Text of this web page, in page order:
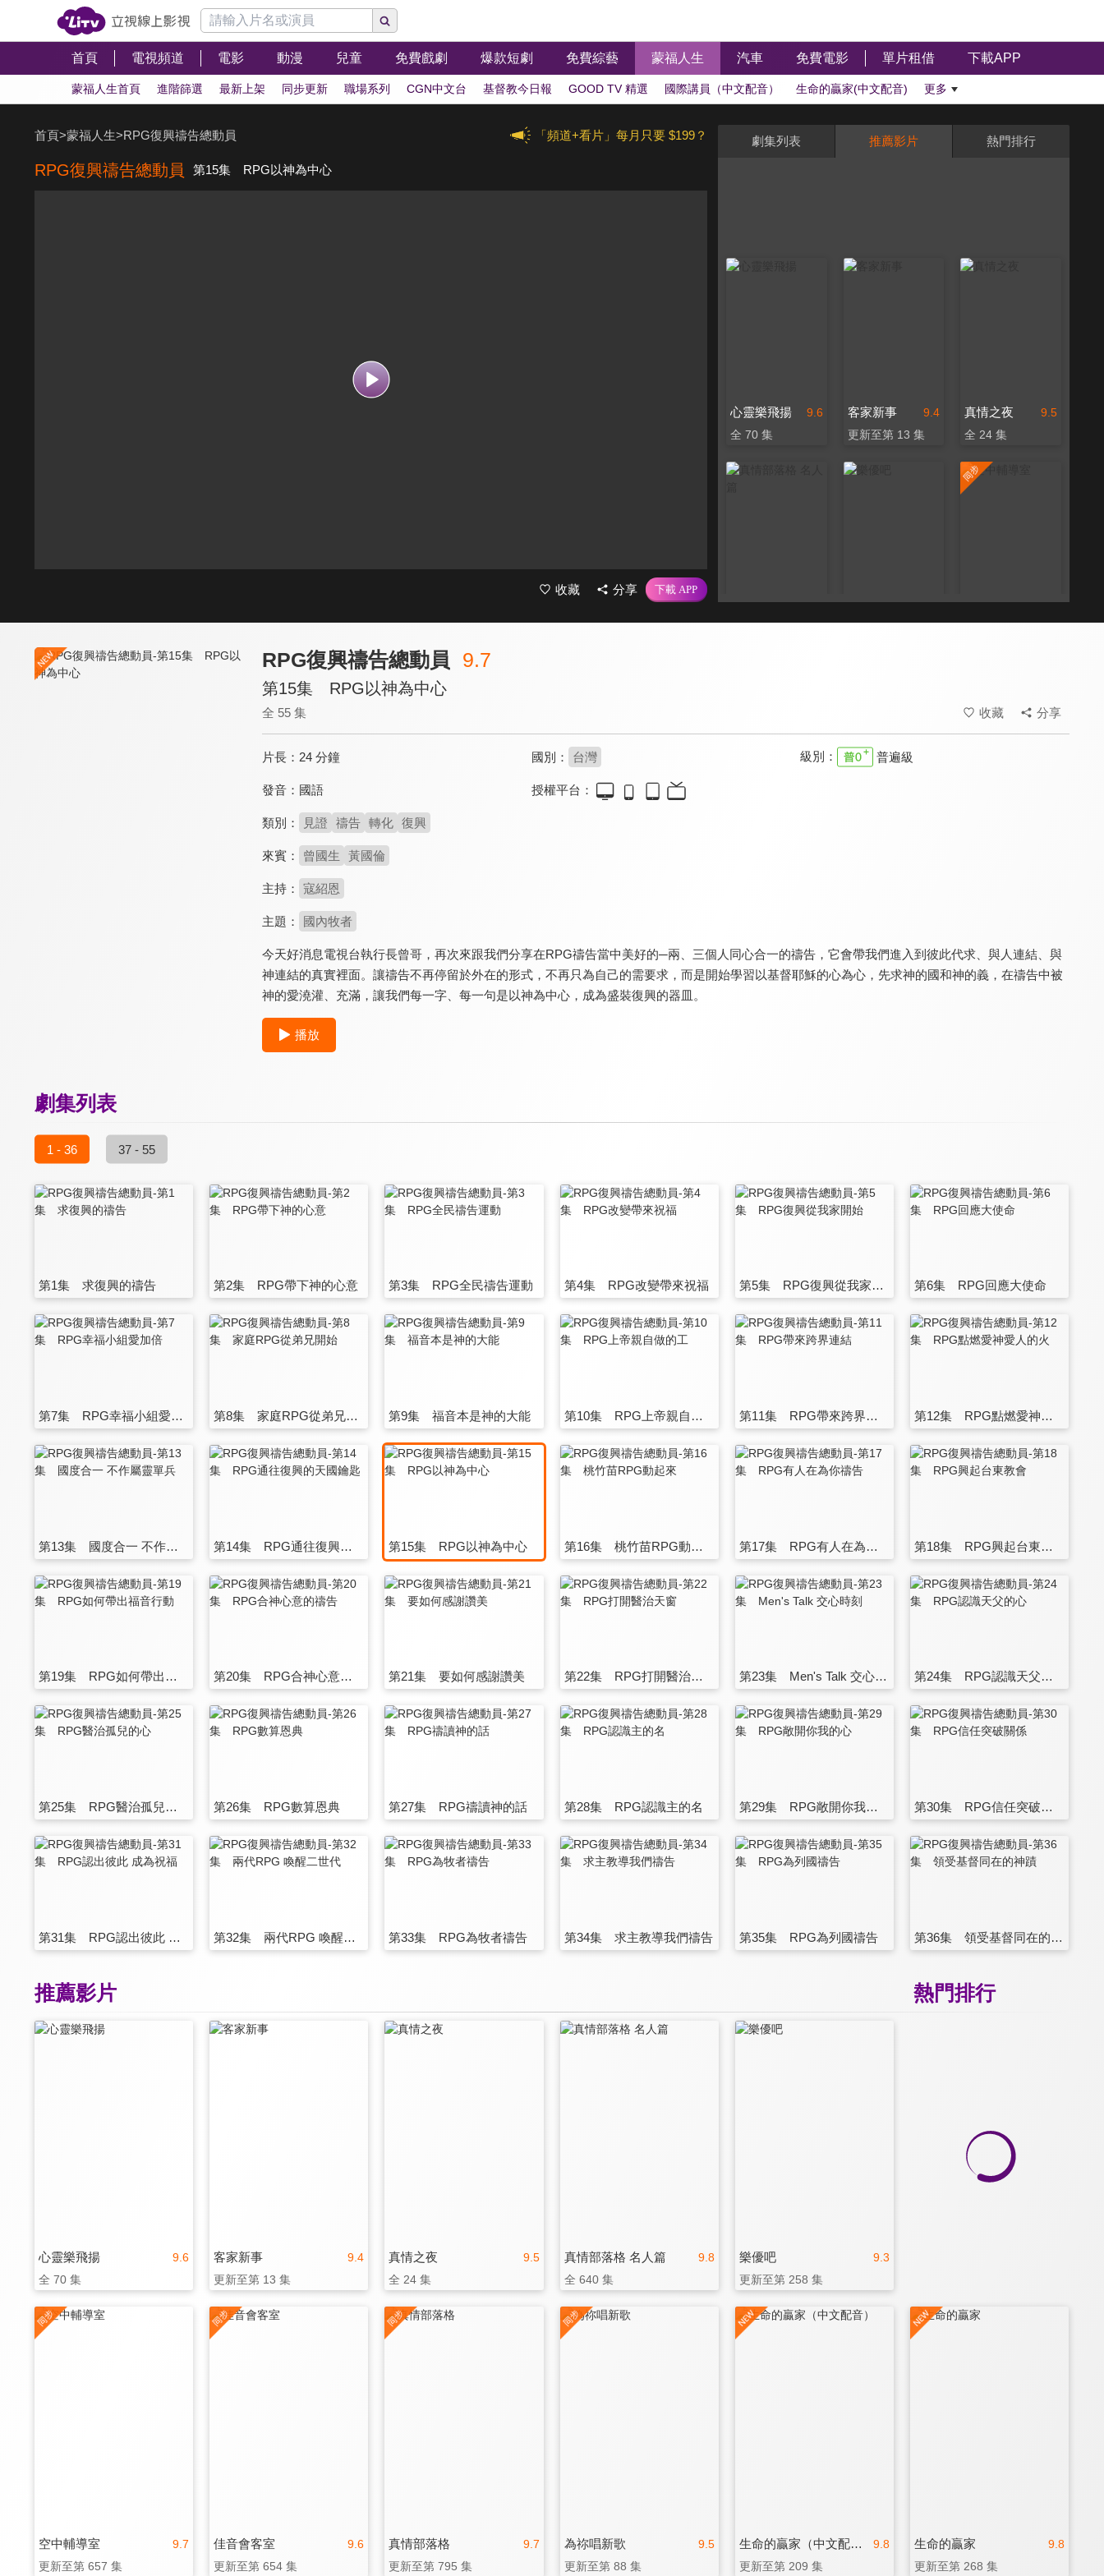
首頁 電視頻道 電影 動漫 兒童 免費戲劇 爆款短劇 免費綜藝 蒙福人生 汽車 免費電影 單片租借 下載APP
蒙福人生首頁 進階篩選 最新上架 同步更新 職場系列 CGN中文台 基督教今日報 GOOD TV 精選 國際講員（中文配音） 生命的贏家(中文配音) 更多
「頻道+看片」每月只要 $199？
首頁>蒙福人生>RPG復興禱告總動員
RPG復興禱告總動員 第15集 RPG以神為中心
收藏 分享
劇集列表 推薦影片 熱門排行
9.6
心靈樂飛揚
全 70 集
9.4
客家新事
更新至第 13 集
9.5
真情之夜
全 24 集
RPG復興禱告總動員 9.7
第15集 RPG以神為中心
全 55 集 收藏 分享
片長： 24 分鐘 國別： 台灣 級別： 普遍級
發音： 國語 授權平台：
類別： 見證 禱告 轉化 復興
來賓： 曾國生 黃國倫
主持： 寇紹恩
主題： 國內牧者
今天好消息電視台執行長曾哥，再次來跟我們分享在RPG禱告當中美好的─兩、三個人同心合一的禱告，它會帶我們進入到彼此代求、與人連結、與
神連結的真實裡面。讓禱告不再停留於外在的形式，不再只為自己的需要求，而是開始學習以基督耶穌的心為心，先求神的國和神的義，在禱告中被
神的愛澆灌、充滿，讓我們每一字、每一句是以神為中心，成為盛裝復興的器皿。
播放
劇集列表
1 - 36 37 - 55
第1集 求復興的禱告 第2集 RPG帶下神的心意 第3集 RPG全民禱告運動 第4集 RPG改變帶來祝福 第5集 RPG復興從我家開始 第6集 RPG回應大使命
第7集 RPG幸福小組愛加倍 第8集 家庭RPG從弟兄開始 第9集 福音本是神的大能 第10集 RPG上帝親自做的工 第11集 RPG帶來跨界連結 第12集 RPG點燃愛神愛人的火
第13集 國度合一 不作屬靈單兵 第14集 RPG通往復興的天國鑰匙 第15集 RPG以神為中心 第16集 桃竹苗RPG動起來 第17集 RPG有人在為你禱告 第18集 RPG興起台東教會
第19集 RPG如何帶出福音行動 第20集 RPG合神心意的禱告 第21集 要如何感謝讚美 第22集 RPG打開醫治天窗 第23集 Men's Talk 交心時刻 第24集 RPG認識天父的心
第25集 RPG醫治孤兒的心 第26集 RPG數算恩典 第27集 RPG禱讀神的話 第28集 RPG認識主的名 第29集 RPG敞開你我的心 第30集 RPG信任突破關係
第31集 RPG認出彼此 成為祝福 第32集 兩代RPG 喚醒二世代 第33集 RPG為牧者禱告 第34集 求主教導我們禱告 第35集 RPG為列國禱告 第36集 領受基督同在的神蹟
熱門排行
推薦影片
9.6
心靈樂飛揚
全 70 集
9.4
客家新事
更新至第 13 集
9.5
真情之夜
全 24 集
9.8
真情部落格 名人篇
全 640 集
9.3
樂優吧
更新至第 258 集
9.7
空中輔導室
更新至第 657 集
9.6
佳音會客室
更新至第 654 集
9.7
真情部落格
更新至第 795 集
9.5
為祢唱新歌
更新至第 88 集
9.8
生命的贏家（中文配音）
更新至第 209 集
9.8
生命的贏家
更新至第 268 集